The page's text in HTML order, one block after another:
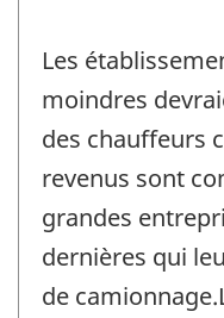
Les
moindres
des chauffeurs
revenus sont
grandes
dernières qui
de